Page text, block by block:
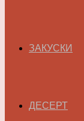
ЗАКУСКИ
ДЕСЕРТ